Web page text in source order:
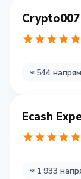
Crypto007
544
Ecash
1 933